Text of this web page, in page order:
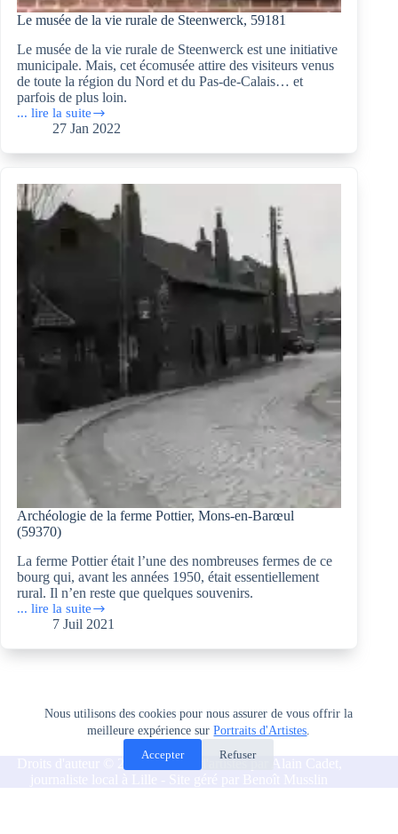
Nous utilisons des cookies pour nous assurer de vous offrir la
meilleure expérience surPortraits d'Artistes.
Accepter
Refuser
Le musée de la vie rurale de Steenwerck, 59181
Le musée de la vie rurale de Steenwerck est une initiative
municipale. Mais, cet écomusée attire des visiteurs venus
de toute la région du Nord et du Pas-de-Calais… et
parfois de plus loin.
... lire la suite
Le
rurale
de
Steenwerck, 59181
27 Jan 2022
Archéologie de la ferme Pottier, Mons-en-Barœul
(59370)
La ferme Pottier était l’une des nombreuses fermes de ce
bourg qui, avant les années 1950, était essentiellement
rural. Il n’en reste que quelques souvenirs.
... lire la suite
Archéologie
Barœul
7 Juil 2021
Droits d'auteur © 2026 Portraits d'artistes par Alain Cadet,